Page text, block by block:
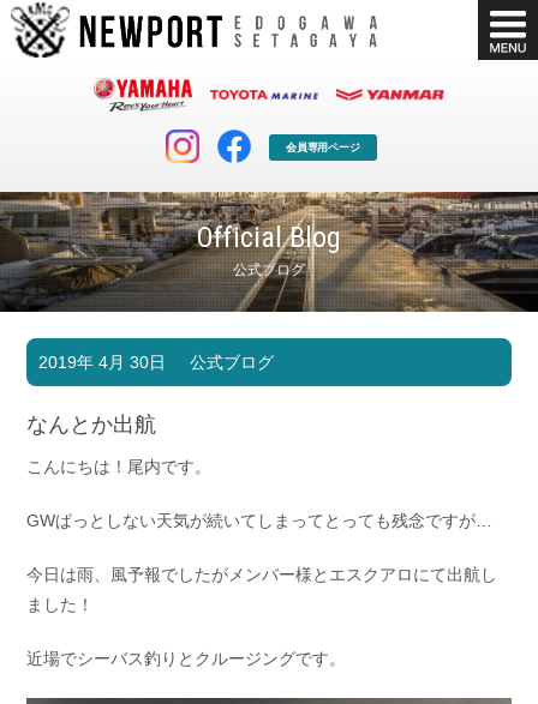
会員専用ページ
Official Blog
公式ブログ
マリンクラブ
マリンライフを堪能したい！
ボート販売
ボート免許
長年の実績と信頼！
Shop Info. Blog
お問い合わせ
Contact us Company
Recruit
2019年 4月 30日 公式ブログ
なんとか出航
こんにちは！尾内です。
GWぱっとしない天気が続いてしまってとっても残念ですが…
今日は雨、風予報でしたがメンバー様とエスクアロにて出航し
ました！
近場でシーバス釣りとクルージングです。